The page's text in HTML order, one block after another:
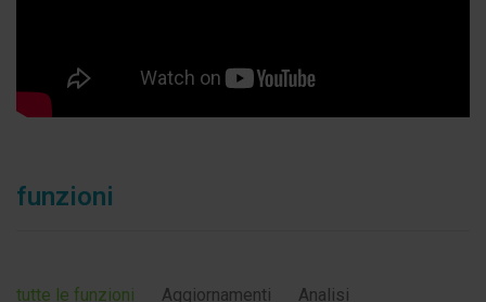
funzioni
tutte le funzioni Aggiornamenti Analisi